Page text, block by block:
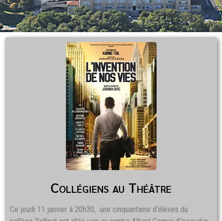
Collégiens au Théâtre
Ce jeudi 11 janvier à 20h30, une cinquantaine d’élèves du